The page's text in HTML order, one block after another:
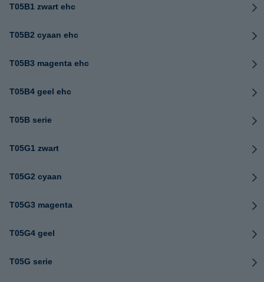
T05B1 zwart ehc
T05B2 cyaan ehc
T05B3 magenta ehc
T05B4 geel ehc
T05B serie
T05G1 zwart
T05G2 cyaan
T05G3 magenta
T05G4 geel
T05G serie